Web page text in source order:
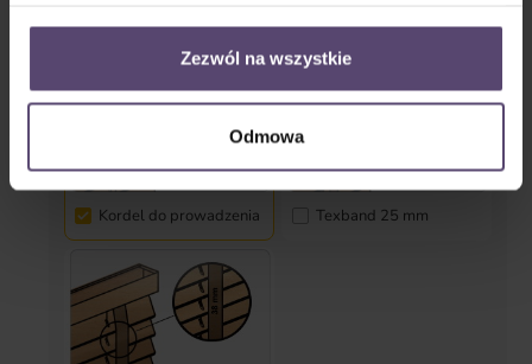
Zezwól na wszystkie
Odmowa
Kordel do prowadzenia Texband 25 mm